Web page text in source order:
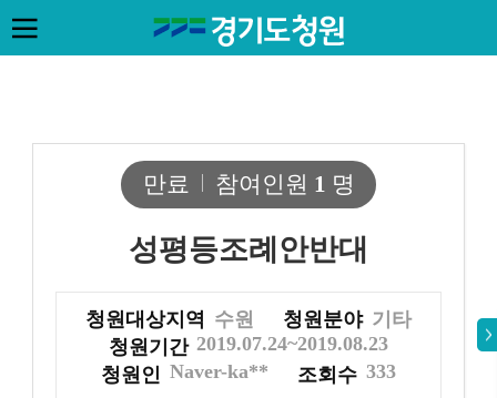
만료 참여인원 1 명
성평등조례안반대
청원대상지역 수원 청원분야 기타
청원기간 2019.07.24~2019.08.23
청원인 Naver-ka** 조회수 333